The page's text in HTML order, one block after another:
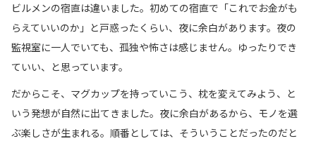
ビルメンの宿直は違いました。初めての宿直で「これでお金がも
らえていいのか」と戸惑ったくらい、夜に余白があります。夜の
監視室に一人でいても、孤独や怖さは感じません。ゆったりでき
ていい、と思っています。
だからこそ、マグカップを持っていこう、枕を変えてみよう、と
いう発想が自然に出てきました。夜に余白があるから、モノを選
ぶ楽しさが生まれる。順番としては、そういうことだったのだと